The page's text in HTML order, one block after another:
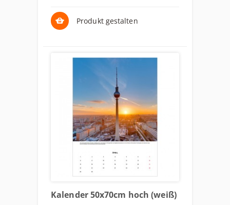
Produkt gestalten
Kalender 50x70cm hoch (weiß)